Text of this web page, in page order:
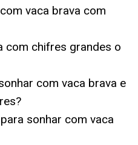
vaca brava com
com chifres grandes o
com vaca brava e
sonhar com vaca